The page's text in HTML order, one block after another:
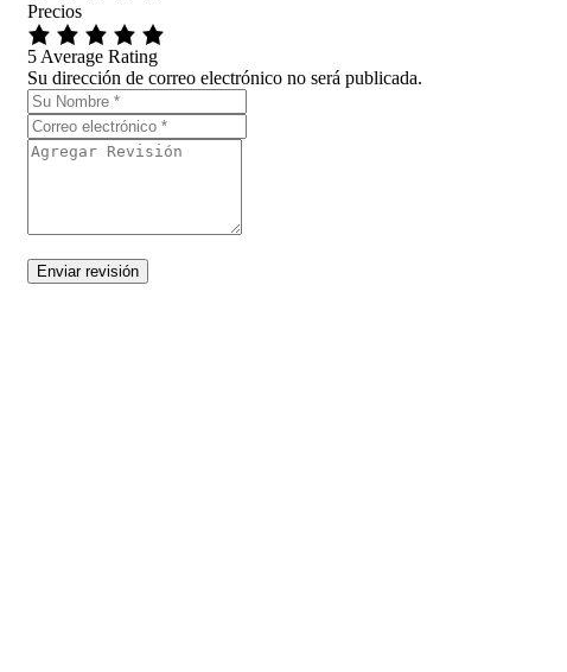
Precios
5 Average Rating
Su dirección de correo electrónico no será publicada.